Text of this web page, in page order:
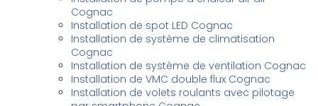
Cognac
Installation de spot LED Cognac
Installation de système de climatisation
Cognac
Installation de système de ventilation Cognac
Installation de VMC double flux Cognac
Installation de volets roulants avec pilotage